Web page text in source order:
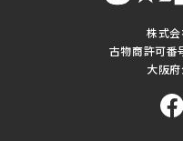
株式
古物商許可
大阪